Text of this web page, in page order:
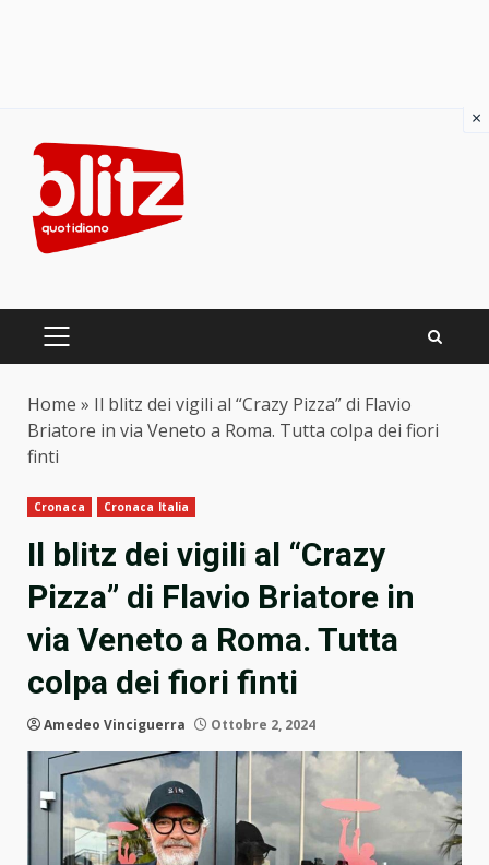
content
PRIMARY
Home » Il blitz dei vigili al “Crazy Pizza” di Flavio
Briatore in via Veneto a Roma. Tutta colpa dei fiori
finti
Cronaca Cronaca Italia
Il blitz dei vigili al “Crazy
Pizza” di Flavio Briatore in
via Veneto a Roma. Tutta
colpa dei fiori finti
Amedeo Vinciguerra Ottobre 2, 2024
×